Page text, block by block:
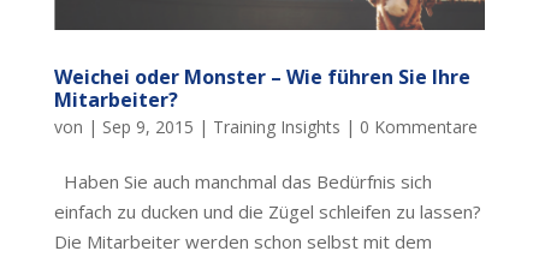
Weichei oder Monster – Wie führen Sie Ihre
Mitarbeiter?
von | Sep 9, 2015 | Training Insights | 0 Kommentare
Haben Sie auch manchmal das Bedürfnis sich
einfach zu ducken und die Zügel schleifen zu lassen?
Die Mitarbeiter werden schon selbst mit dem